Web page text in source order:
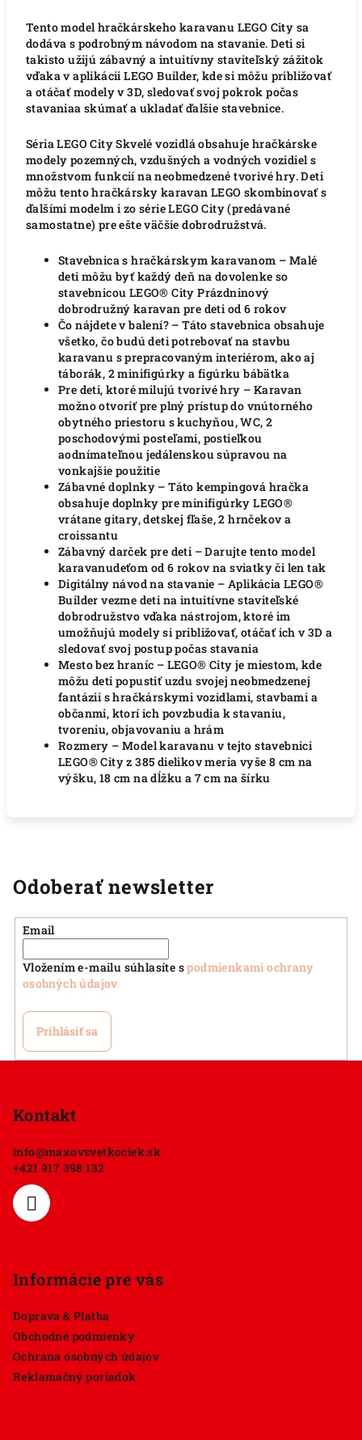
Tento model hračkárskeho karavanu LEGO City sa
dodáva s podrobným návodom na stavanie. Deti si
takisto užijú zábavný a intuitívny staviteľský zážitok
vďaka v aplikácii LEGO Builder, kde si môžu približovať
a otáčať modely v 3D, sledovať svoj pokrok počas
stavaniaa skúmať a ukladať ďalšie stavebnice.
Séria LEGO City Skvelé vozidlá obsahuje hračkárske
modely pozemných, vzdušných a vodných vozidiel s
množstvom funkcií na neobmedzené tvorivé hry. Deti
môžu tento hračkársky karavan LEGO skombinovať s
ďalšími modelm i zo série LEGO City (predávané
samostatne) pre ešte väčšie dobrodružstvá.
Stavebnica s hračkárskym karavanom – Malé
deti môžu byť každý deň na dovolenke so
stavebnicou LEGO® City Prázdninový
dobrodružný karavan pre deti od 6 rokov
Čo nájdete v balení? – Táto stavebnica obsahuje
všetko, čo budú deti potrebovať na stavbu
karavanu s prepracovaným interiérom, ako aj
táborák, 2 minifigúrky a figúrku bábätka
Pre deti, ktoré milujú tvorivé hry – Karavan
možno otvoriť pre plný prístup do vnútorného
obytného priestoru s kuchyňou, WC, 2
poschodovými posteľami, postieľkou
aodnímateľnou jedálenskou súpravou na
vonkajšie použitie
Zábavné doplnky – Táto kempingová hračka
obsahuje doplnky pre minifigúrky LEGO®
vrátane gitary, detskej fľaše, 2 hrnčekov a
croissantu
Zábavný darček pre deti – Darujte tento model
karavanudeťom od 6 rokov na sviatky či len tak
Digitálny návod na stavanie – Aplikácia LEGO®
Builder vezme deti na intuitívne staviteľské
dobrodružstvo vďaka nástrojom, ktoré im
umožňujú modely si približovať, otáčať ich v 3D a
sledovať svoj postup počas stavania
Mesto bez hraníc – LEGO® City je miestom, kde
môžu deti popustiť uzdu svojej neobmedzenej
fantázii s hračkárskymi vozidlami, stavbami a
občanmi, ktorí ich povzbudia k stavaniu,
tvoreniu, objavovaniu a hrám
Rozmery – Model karavanu v tejto stavebnici
LEGO® City z 385 dielikov meria vyše 8 cm na
výšku, 18 cm na dĺžku a 7 cm na šírku
Odoberať newsletter
Email
Vložením e-mailu súhlasíte spodmienkami ochrany
osobných údajov
Prihlásiť sa
Kontakt
info@maxovsvetkociek.sk
+421 917 398 132
Informácie pre vás
Doprava & Platba
Obchodné podmienky
Ochrana osobných údajov
Reklamačný poriadok